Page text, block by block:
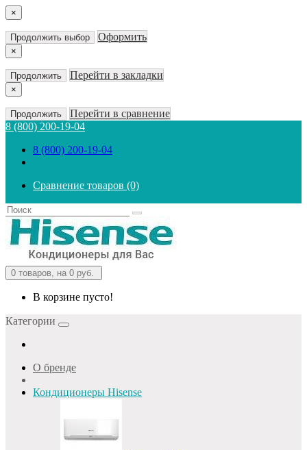
×
Продолжить выбор Оформить
×
Продолжить Перейти в закладки
×
Продолжить
Перейти в сравнение
8 (800) 200-19-04
8 (800) 200-19-04
Сравнение товаров (0)
0 товаров, на 0 руб.
В корзине пусто!
Категории
О бренде
Кондиционеры Hisense